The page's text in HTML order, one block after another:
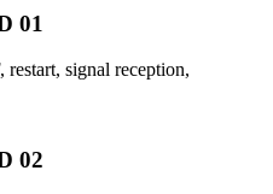
01
signal reception,
02